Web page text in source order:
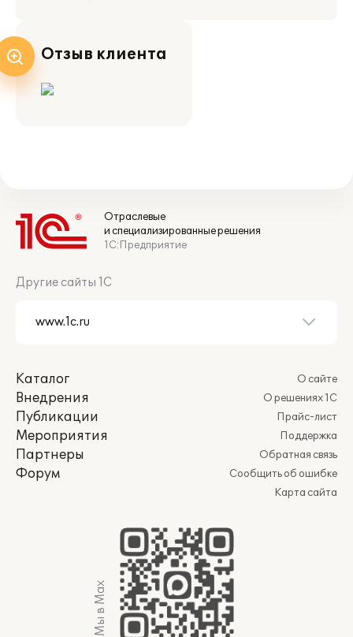
Отзыв клиента
Отраслевые
и специализированные решения
1С:Предприятие
Другие сайты 1С
Каталог
Внедрения
Публикации
Мероприятия
Партнеры
Форум
О сайте
О решениях 1С
Прайс-лист
Поддержка
Обратная связь
Сообщить об ошибке
Карта сайта
Мы в Max